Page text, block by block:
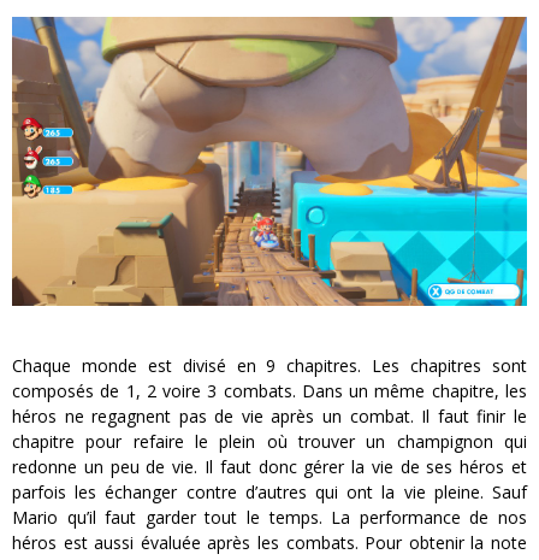
Chaque monde est divisé en 9 chapitres. Les chapitres sont
composés de 1, 2 voire 3 combats. Dans un même chapitre, les
héros ne regagnent pas de vie après un combat. Il faut finir le
chapitre pour refaire le plein où trouver un champignon qui
redonne un peu de vie. Il faut donc gérer la vie de ses héros et
parfois les échanger contre d’autres qui ont la vie pleine. Sauf
Mario qu’il faut garder tout le temps. La performance de nos
héros est aussi évaluée après les combats. Pour obtenir la note